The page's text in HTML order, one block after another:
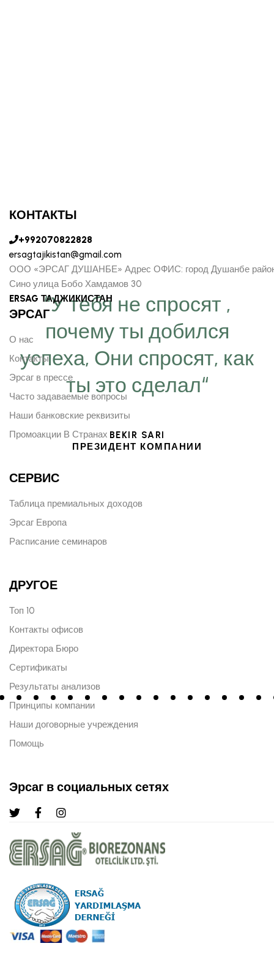
“У тебя не спросят ,
почему ты добился
успеха, Они спросят, как
ты это сделал“
BEKIR SARI
ПРЕЗИДЕНТ КОМПАНИИ
КОНТАКТЫ
+992070822828
ersagtajikistan@gmail.com
ООО «ЭРСАГ ДУШАНБЕ» Адрес ОФИС: город Душанбе
Сино улица Бобо Хамдамов 30
ERSAG ТАДЖИКИСТАН
ЭРСАГ
О нас
Контакты
Эрсаг в прессе
Часто задаваемые вопросы
Наши банковские реквизиты
Промоакции В Странах
СЕРВИС
Таблица премиальных доходов
Эрсаг Европа
Расписание семинаров
ДРУГОЕ
Топ 10
Контакты офисов
Директора Бюро
Сертификаты
Результаты анализов
Принципы компании
Наши договорные учреждения
Помощь
Эрсаг в социальных сетях